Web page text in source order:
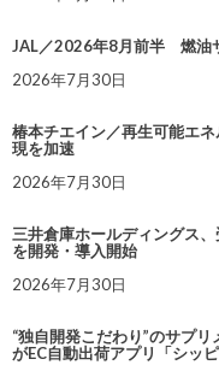
JAL／2026年8月前半 燃油
2026年7月30日
椿本チエイン／再生可能エ
現を加速
2026年7月30日
三井倉庫ホールディングス
を開発・導入開始
2026年7月30日
“独自開発こだわり”のサプ
がEC自動出荷アプリ「シッ